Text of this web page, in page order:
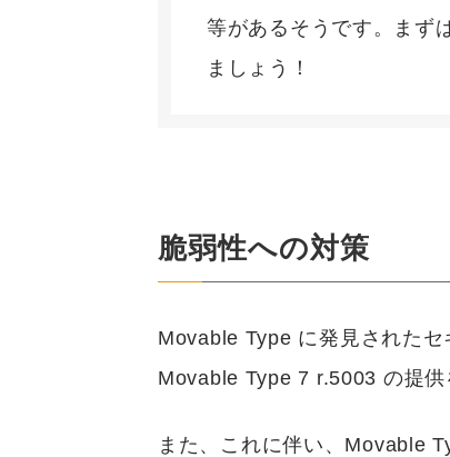
等があるそうです。まず
ましょう！
脆弱性への対策
Movable Type に発見された
Movable Type 7 r.5003 の提供
また、これに伴い、Movable